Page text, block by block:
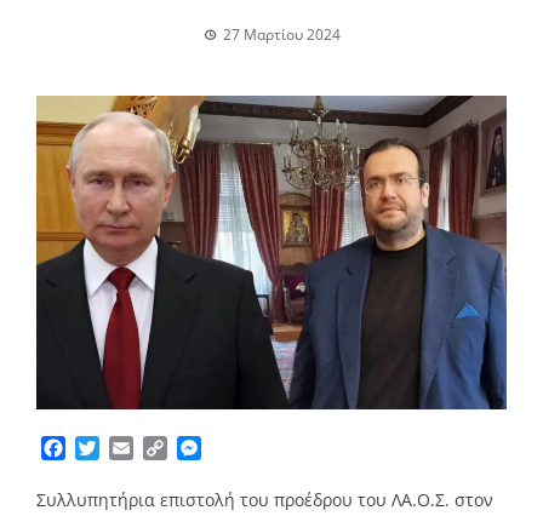
27 Μαρτίου 2024
Facebook
TwitterEmailCopy
Συλλυπητήρια επιστολή του προέδρου του ΛΑ.Ο.Σ. στον